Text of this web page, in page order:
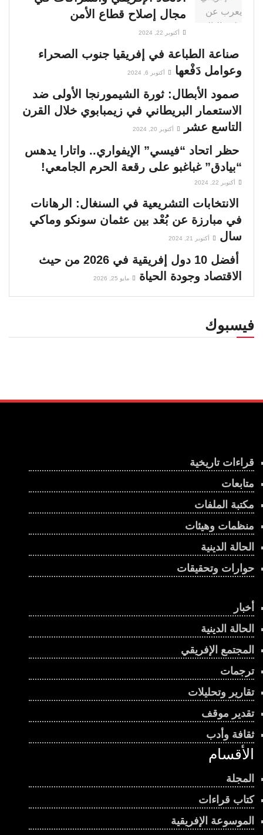
مجال إصلاح قطاع الأمن
أكتوبر 22, 2024
صناعة الطباعة في إفريقيا جنوب الصحراء
وعوامل دَفْعها
أكتوبر 6, 2024
صمود الأبطال: ثورة الشيمورنجا الأولى ضد
الاستعمار البريطاني في زيمبابوي خلال القرن
التاسع عشر
أكتوبر 20, 2024
حظر اتحاد “فيسي” الإيفواري.. واتارا يدهس
“بيادق” غباغبو على رقعة الحرم الجامعي!
أكتوبر 22, 2024
الانتخابات التشريعية في السنغال: الرهانات
في مبارزة عن بُعْد بين عثمان سونكو وماكي
سال
أكتوبر 21, 2024
أفضل 10 دول إفريقية في 2026 من حيث
الاقتصاد وجودة الحياة
مايو 25, 2026
فيسبوك
قراءات تاريخية
متابعات
مكتبة الملفات
منظمات وهيئات
الحالة الدينية
حوارات وتحقيقات
أخبار
الحالة الدينية
المجتمع الإفريقي
ترجمات
تقارير وتحليلات
تقدير موقف
ثقافة وأدب
الأقسام
المجلة
كتاب قراءات
الموسوعة الإفريقية